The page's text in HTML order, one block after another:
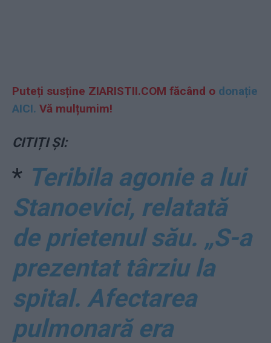
Puteți susține ZIARISTII.COM făcând o donație
AICI. Vă mulțumim!
CITIȚI ȘI:
* Teribila agonie a lui
Stanoevici, relatată
de prietenul său. „S-a
prezentat târziu la
spital. Afectarea
pulmonară era